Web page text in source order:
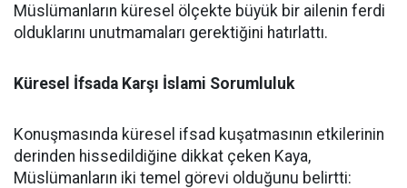
Müslümanların küresel ölçekte büyük bir ailenin ferdi
olduklarını unutmamaları gerektiğini hatırlattı.
Küresel İfsada Karşı İslami Sorumluluk
Konuşmasında küresel ifsad kuşatmasının etkilerinin
derinden hissedildiğine dikkat çeken Kaya,
Müslümanların iki temel görevi olduğunu belirtti: